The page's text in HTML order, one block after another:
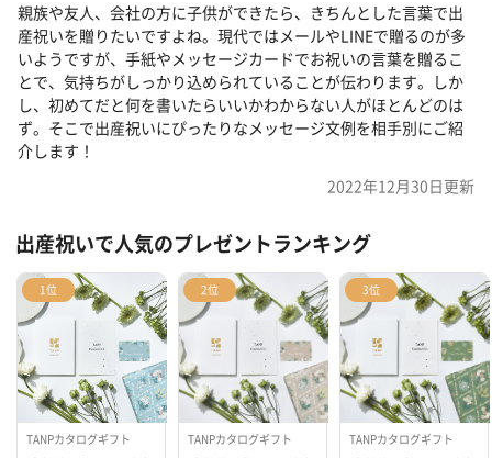
親族や友人、会社の方に子供ができたら、きちんとした言葉で出
産祝いを贈りたいですよね。現代ではメールやLINEで贈るのが多
いようですが、手紙やメッセージカードでお祝いの言葉を贈るこ
とで、気持ちがしっかり込められていることが伝わります。しか
し、初めてだと何を書いたらいいかわからない人がほとんどのは
ず。そこで出産祝いにぴったりなメッセージ文例を相手別にご紹
介します！
2022年12月30日更新
出産祝いで人気のプレゼントランキング
1位
TANPカタログギフト
2位
TANPカタログギフト
3位
TANPカタログギフト